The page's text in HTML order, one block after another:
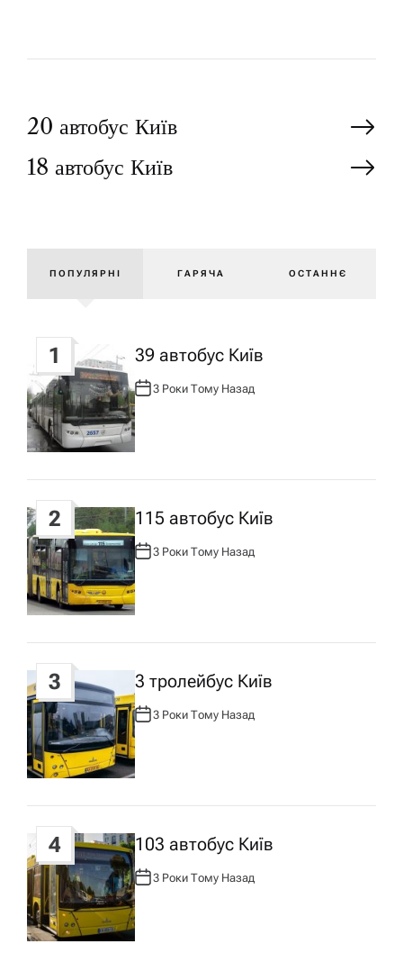
Н
а
г
а
ц
і
я
з
а
п
и
с
у
20 автобус Київ
18 автобус Київ
ПОПУЛЯРНІ ГАРЯЧА ОСТАННЄ
1 39 автобус Київ
А
В
Т
О
Р
:
3 Роки Тому Назад
2 115 автобус Київ
А
Т
О
Р
:
3 Роки Тому Назад
3 3 тролейбус Київ
А
В
Т
О
Р
:
3 Роки Тому Назад
4 103 автобус Київ
А
В
Т
О
Р
:
3 Роки Тому Назад